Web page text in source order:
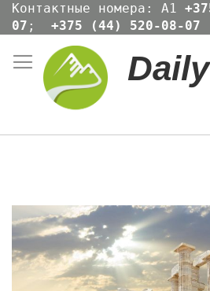
Skip
to
Content
Контактные номера: А1
07 ; +375 (44) 520-08-07